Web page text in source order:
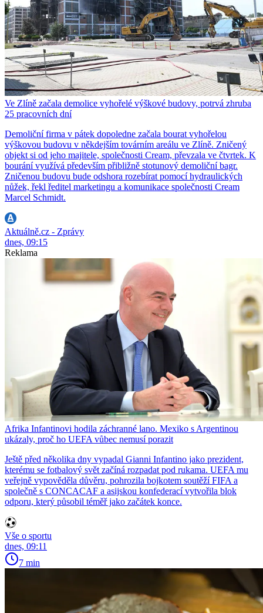
Ve Zlíně začala demolice vyhořelé výškové budovy, potrvá zhruba
25 pracovních dní
Demoliční firma v pátek dopoledne začala bourat vyhořelou
výškovou budovu v někdejším továrním areálu ve Zlíně. Zničený
objekt si od jeho majitele, společnosti Cream, převzala ve čtvrtek. K
bourání využívá především přibližně stotunový demoliční bagr.
Zničenou budovu bude odshora rozebírat pomocí hydraulických
nůžek, řekl ředitel marketingu a komunikace společnosti Cream
Marcel Schmidt.
Aktuálně.cz - Zprávy
dnes, 09:15
Reklama
Afrika Infantinovi hodila záchranné lano. Mexiko s Argentinou
ukázaly, proč ho UEFA vůbec nemusí porazit
Ještě před několika dny vypadal Gianni Infantino jako prezident,
kterému se fotbalový svět začíná rozpadat pod rukama. UEFA mu
veřejně vypověděla důvěru, pohrozila bojkotem soutěží FIFA a
společně s CONCACAF a asijskou konfederací vytvořila blok
odporu, který působil téměř jako začátek konce.
Vše o sportu
dnes, 09:11
7 min